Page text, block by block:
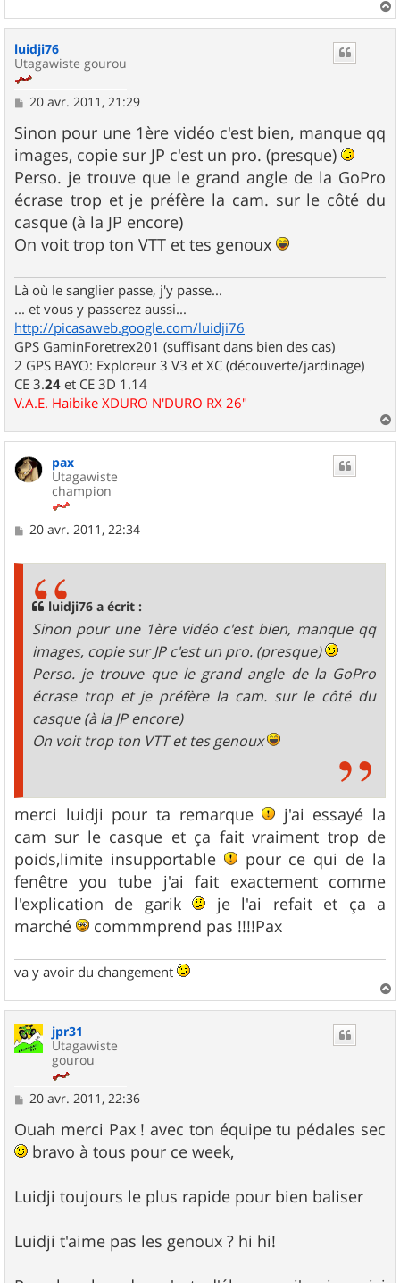
a
luidji76
Utagawiste gourou
M
s
s
a
g
e
20 avr. 2011, 21:29
Sinon pour une 1ère vidéo c'est bien, manque qq
images, copie sur JP c'est un pro. (presque)
Perso. je trouve que le grand angle de la GoPro
écrase trop et je préfère la cam. sur le côté du
casque (à la JP encore)
On voit trop ton VTT et tes genoux
Là où le sanglier passe, j'y passe...
... et vous y passerez aussi...
http://picasaweb.google.com/luidji76
GPS GaminForetrex201 (suffisant dans bien des cas)
2 GPS BAYO: Exploreur 3 V3 et XC (découverte/jardinage)
CE 3.24 et CE 3D 1.14
V.A.E. Haibike XDURO N'DURO RX 26"
a
pax
Utagawiste
champion
M
20 avr. 2011, 22:34
luidji76 a écrit :
Sinon pour une 1ère vidéo c'est bien, manque qq
images, copie sur JP c'est un pro. (presque)
Perso. je trouve que le grand angle de la GoPro
écrase trop et je préfère la cam. sur le côté du
casque (à la JP encore)
On voit trop ton VTT et tes genoux
merci luidji pour ta remarque
j'ai essayé la
cam sur le casque et ça fait vraiment trop de
poids,limite insupportable
pour ce qui de la
fenêtre you tube j'ai fait exactement comme
l'explication de garik
je l'ai refait et ça a
marché
commmprend pas !!!!Pax
va y avoir du changement
a
jpr31
Utagawiste
gourou
M
s
s
a
20 avr. 2011, 22:36
Ouah merci Pax ! avec ton équipe tu pédales sec
bravo à tous pour ce week,
Luidji toujours le plus rapide pour bien baliser
Luidji t'aime pas les genoux ? hi hi!